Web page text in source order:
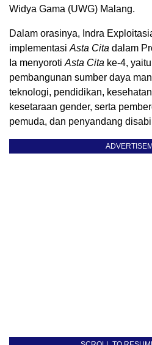
Widya Gama (UWG) Malang.
Dalam orasinya, Indra
implementasi Asta Cita dalam
Ia menyoroti Asta Cita ke-4,
pembangunan sumber daya
teknologi, pendidikan,
kesetaraan gender, serta
pemuda, dan penyandang